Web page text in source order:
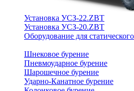
Установка УСЗ-22.ZBT
Установка УСЗ-20.ZBT
Оборудование для
Шнековое бурение
Пневмоударное бурение
Шарошечное бурение
Ударно-Канатное бурение